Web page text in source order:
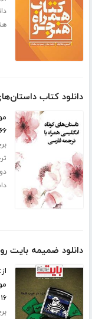
دانلود کتاب
۶۶ صفحه
دانلود ضمیمه بایت
از:
۱۶ صفحه